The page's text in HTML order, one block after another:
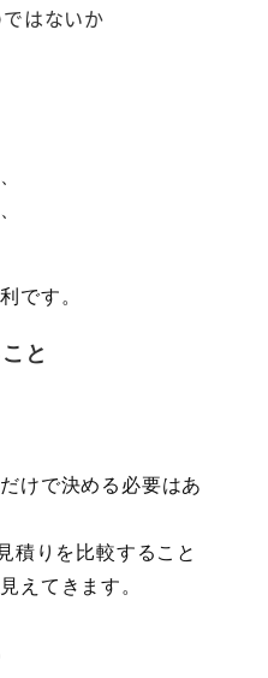
はないか
です。
と
けで決める必要はあ
積りを比較すること
えてきます。